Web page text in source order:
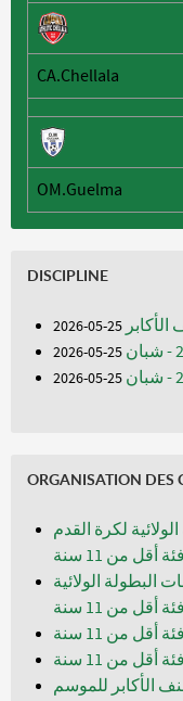
CA.Chellala
OM.Guelma
DISCIPLINE
25-05-2026
25-05-2026
25-05-2026
ORGANISATION DES
(05) - البطولة الولائية لكرة القدم
أقل من 11 سنة
(04) من منافسات البطولة الولائية
من 11 سنة
من 11 سنة
- صنف الأكابر للموسم